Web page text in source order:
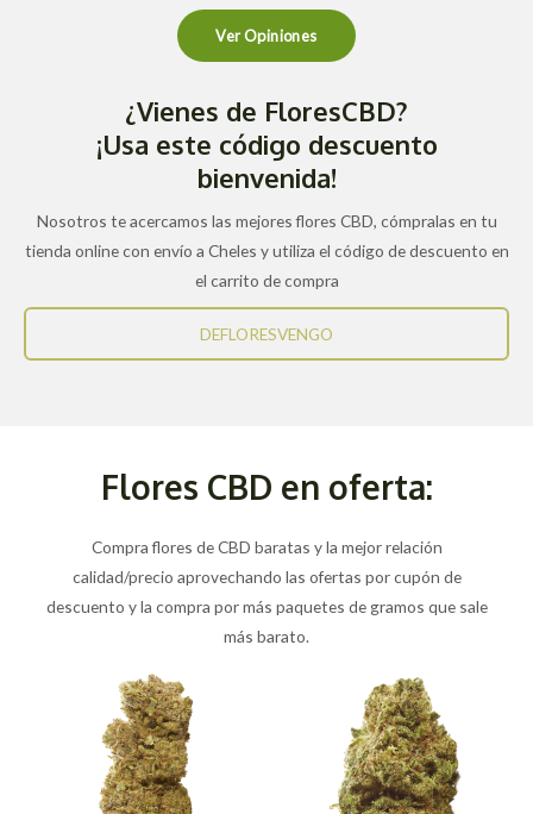
Ver Opiniones
¿Vienes de FloresCBD?
¡Usa este código descuento
bienvenida!
Nosotros te acercamos las mejores flores CBD, cómpralas en tu
tienda online con envío a Cheles y utiliza el código de descuento en
el carrito de compra
DEFLORESVENGO
Flores CBD en oferta:
Compra flores de CBD baratas y la mejor relación
calidad/precio aprovechando las ofertas por cupón de
descuento y la compra por más paquetes de gramos que sale
más barato.